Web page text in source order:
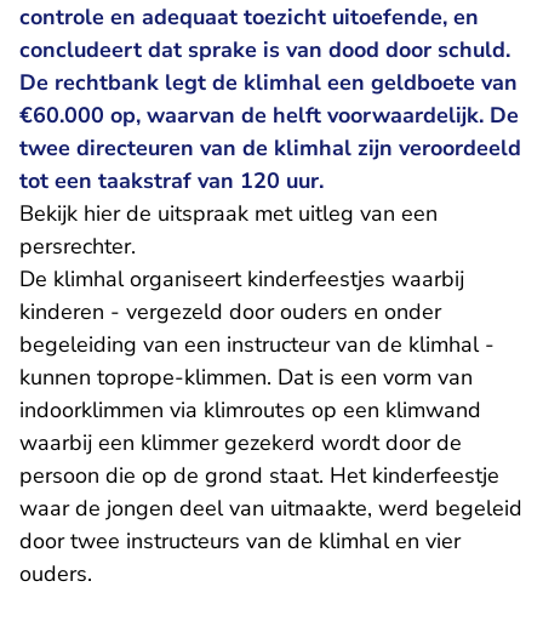
controle en adequaat toezicht uitoefende, en
concludeert dat sprake is van dood door schuld.
De rechtbank legt de klimhal een geldboete van
€60.000 op, waarvan de helft voorwaardelijk. De
twee directeuren van de klimhal zijn veroordeeld
tot een taakstraf van 120 uur.
Bekijk hier de uitspraak met uitleg van een
persrechter.
De klimhal organiseert kinderfeestjes waarbij
kinderen - vergezeld door ouders en onder
begeleiding van een instructeur van de klimhal -
kunnen toprope-klimmen. Dat is een vorm van
indoorklimmen via klimroutes op een klimwand
waarbij een klimmer gezekerd wordt door de
persoon die op de grond staat. Het kinderfeestje
waar de jongen deel van uitmaakte, werd begeleid
door twee instructeurs van de klimhal en vier
ouders.